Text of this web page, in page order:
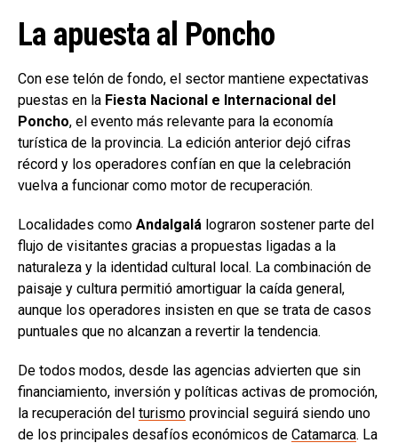
La apuesta al Poncho
Con ese telón de fondo, el sector mantiene expectativas
puestas en la Fiesta Nacional e Internacional del
Poncho, el evento más relevante para la economía
turística de la provincia. La edición anterior dejó cifras
récord y los operadores confían en que la celebración
vuelva a funcionar como motor de recuperación.
Localidades como Andalgalá lograron sostener parte del
flujo de visitantes gracias a propuestas ligadas a la
naturaleza y la identidad cultural local. La combinación de
paisaje y cultura permitió amortiguar la caída general,
aunque los operadores insisten en que se trata de casos
puntuales que no alcanzan a revertir la tendencia.
De todos modos, desde las agencias advierten que sin
financiamiento, inversión y políticas activas de promoción,
la recuperación del turismo provincial seguirá siendo uno
de los principales desafíos económicos de Catamarca. La